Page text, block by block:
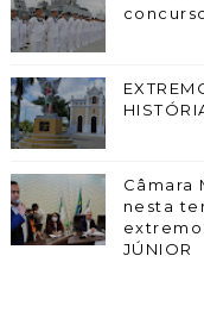
Câmara
nesta
JÚNIOR